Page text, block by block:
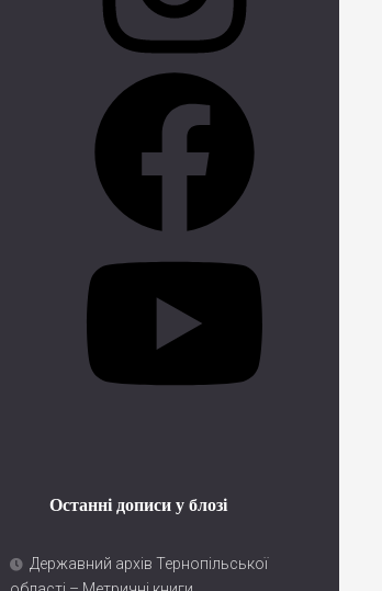
Останні дописи у блозі
Державний архів Тернопільської